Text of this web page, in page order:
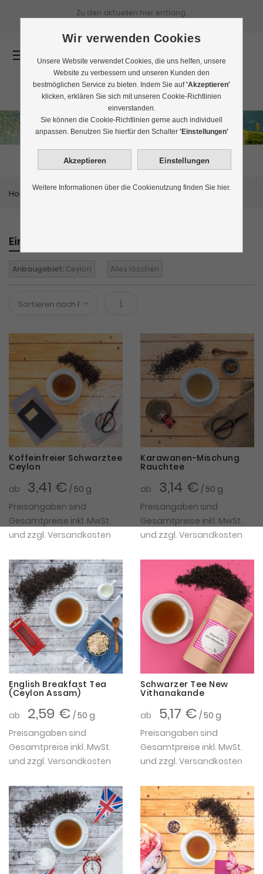
Zu den aktuellen hier entlang.
Ceylon | Sri Lanka
Home
Einkaufen nach
Anbaugebiet: Ceylon Alles löschen
In absteigender Reihenfolge
Koffeinfreier Schwarztee
Ceylon
ab
3,41 € / 50 g
Preisangaben sind
Gesamtpreise inkl. MwSt.
und zzgl. Versandkosten
Karawanen-Mischung
Rauchtee
ab
3,14 € / 50 g
Preisangaben sind
Gesamtpreise inkl. MwSt.
und zzgl. Versandkosten
English Breakfast Tea
(Ceylon Assam)
ab
2,59 € / 50 g
Preisangaben sind
Gesamtpreise inkl. MwSt.
und zzgl. Versandkosten
Schwarzer Tee New
Vithanakande
ab
5,17 € / 50 g
Preisangaben sind
Gesamtpreise inkl. MwSt.
und zzgl. Versandkosten
Wir verwenden Cookies
Unsere Website verwendet Cookies, die uns helfen, unsere
Website zu verbessern und unseren Kunden den
bestmöglichen Service zu bieten. Indem Sie auf'Akzeptieren'
klicken, erklären Sie sich mit unseren Cookie-Richtlinien
einverstanden.
Sie können die Cookie-Richtlinien gerne auch individuell
anpassen. Benutzen Sie hierfür den Schalter 'Einstellungen'
Weitere Informationen über die Cookienutzung finden Sie hier.